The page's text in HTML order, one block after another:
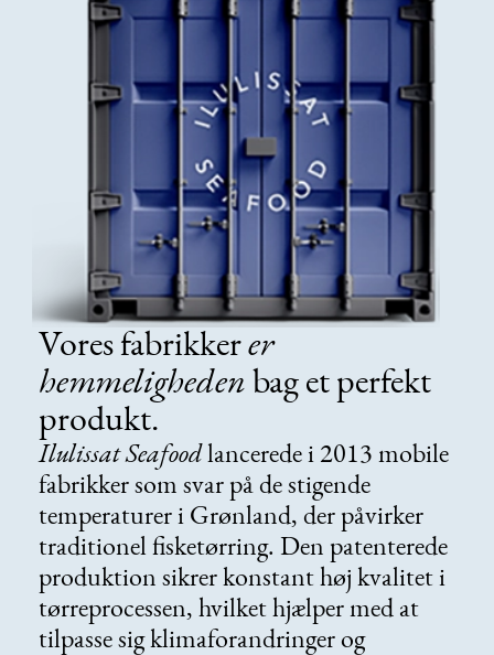
Vores fabrikkerer
hemmeligheden bag et perfekt
produkt.
Ilulissat Seafood lancerede i 2013 mobile
fabrikker som svar på de stigende
temperaturer i Grønland, der påvirker
traditionel fisketørring. Den patenterede
produktion sikrer konstant høj kvalitet i
tørreprocessen, hvilket hjælper med at
tilpasse sig klimaforandringer og